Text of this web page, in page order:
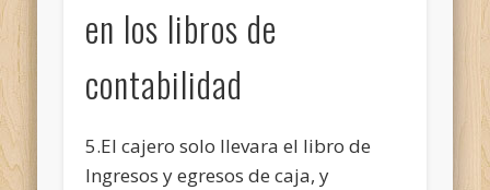
en los libros de
contabilidad
5.El cajero solo llevara el libro de
Ingresos y egresos de caja, y